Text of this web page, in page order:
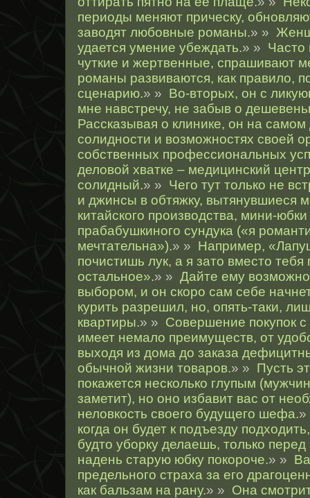
периоды меняют прическу,
заводят любовные романы.» »
удается умение убеждать.» » Часто
чуткие и жертвенные, спрашивают
романы развиваются, как правило,
сценарию.» » Во-вторых, он с
мне навстречу, не забыв о
Рассказывая о клинике, он на самом
солидности и возможностях своей
собственных профессиональных
деловой хватке – медицинский
солидный.» » Чего тут только не
и джинсы в обтяжку, вытянувшиеся
китайского производства, мини-
прабабушкиного сундука («я
мечтательна»).» » Например,
почистишь лук, а я зато вместо тебя
остальное».» » Дайте ему
выбором, и он скоро сам себе
курить разрешил, но, опять-таки,
квартиры.» » Совершение покупок
имеет немало преимуществ, от
выходя из дома до заказа
обычной жизни товаров.» » Пусть
покажется несколько глупым
заметит), но оно избавит вас от
неловкость своего будущего шефа.
когда он будет к подъезду
будто уборку делаешь, только
надень старую юбку покороче.» »
предельного страха за его
как бальзам на рану.» » Она